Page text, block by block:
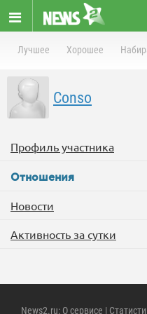
Лучшее Хорошее
Conso
Профиль участника
Отношения
Новости
Активность за сутки
News2.ru: О сервисе |